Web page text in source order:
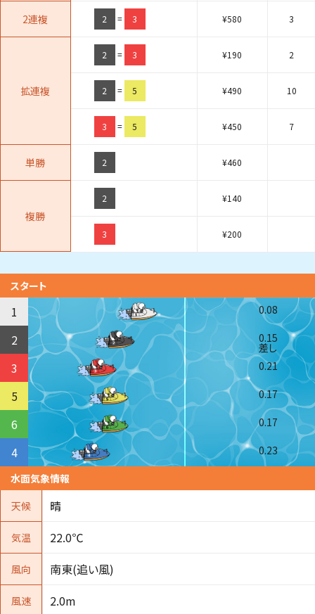
2連複 2 = 3 ¥580 3
拡連複
2 = 3 ¥190 2
2 = 5 ¥490 10
3 = 5 ¥450 7
単勝 2 ¥460
複勝
2 ¥140
3 ¥200
スタート
1 0.08
2 0.15
差し
3 0.21
5 0.17
6 0.17
4
0.23
水面気象情報
天候
晴
気温 22.0℃
風向 南東(追い風)
風速 2.0m